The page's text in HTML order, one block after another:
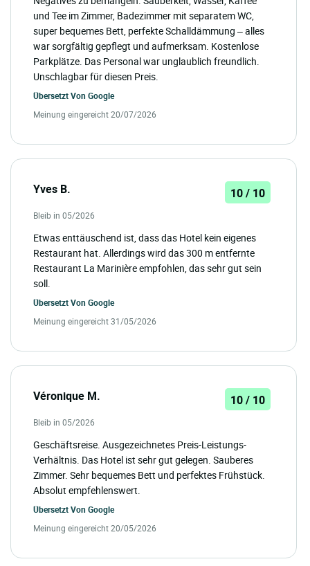
und Tee im Zimmer, Badezimmer mit separatem WC,
super bequemes Bett, perfekte Schalldämmung – alles
war sorgfältig gepflegt und aufmerksam. Kostenlose
Parkplätze. Das Personal war unglaublich freundlich.
Unschlagbar für diesen Preis.
Übersetzt Von Google
Meinung eingereicht 20/07/2026
Yves B. 10 / 10
Bleib in 05/2026
Etwas enttäuschend ist, dass das Hotel kein eigenes
Restaurant hat. Allerdings wird das 300 m entfernte
Restaurant La Marinière empfohlen, das sehr gut sein
soll.
Übersetzt Von Google
Meinung eingereicht 31/05/2026
Véronique M. 10 / 10
Bleib in 05/2026
Geschäftsreise. Ausgezeichnetes Preis-Leistungs-
Verhältnis. Das Hotel ist sehr gut gelegen. Sauberes
Zimmer. Sehr bequemes Bett und perfektes Frühstück.
Absolut empfehlenswert.
Übersetzt Von Google
Meinung eingereicht 20/05/2026